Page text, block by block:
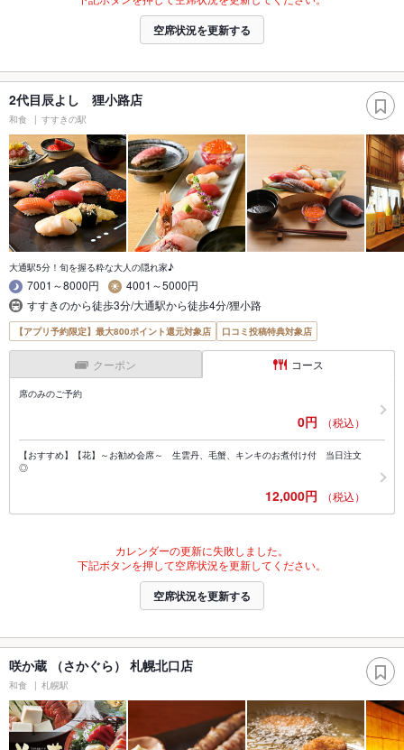
空席状況を更新する
2代目辰よし 狸小路店
和食 すすきの駅
大通駅5分！旬を握る粋な大人の隠れ家♪
7001～8000円
4001～5000円
すすきのから徒歩3分/大通駅から徒歩4分/狸小路
【アプリ予約限定】最大800ポイント還元対象店 口コミ投稿特典対象店
クーポン コース
席のみのご予約
0円 （税込）
【おすすめ】【花】～お勧め会席～ 生雲丹、毛蟹、キンキのお煮付け付 当日注文
◎
12,000円 （税込）
カレンダーの更新に失敗しました。
下記ボタンを押して空席状況を更新してください。
空席状況を更新する
咲か蔵 （さかぐら） 札幌北口店
和食 札幌駅